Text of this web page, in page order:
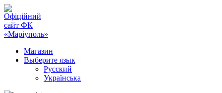
Магазин
Выберите язык
Русский
Українська